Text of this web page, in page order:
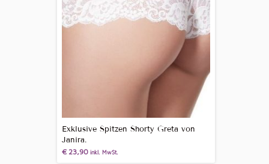
Exklusive Spitzen Shorty Greta von
Janira.
€23,90 inkl. MwSt.